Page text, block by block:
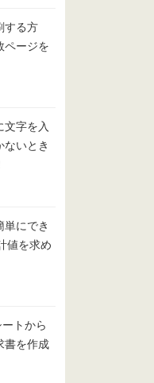
する方
ページを
文字を入
ないとき
単にでき
値を求め
トから
書を作成